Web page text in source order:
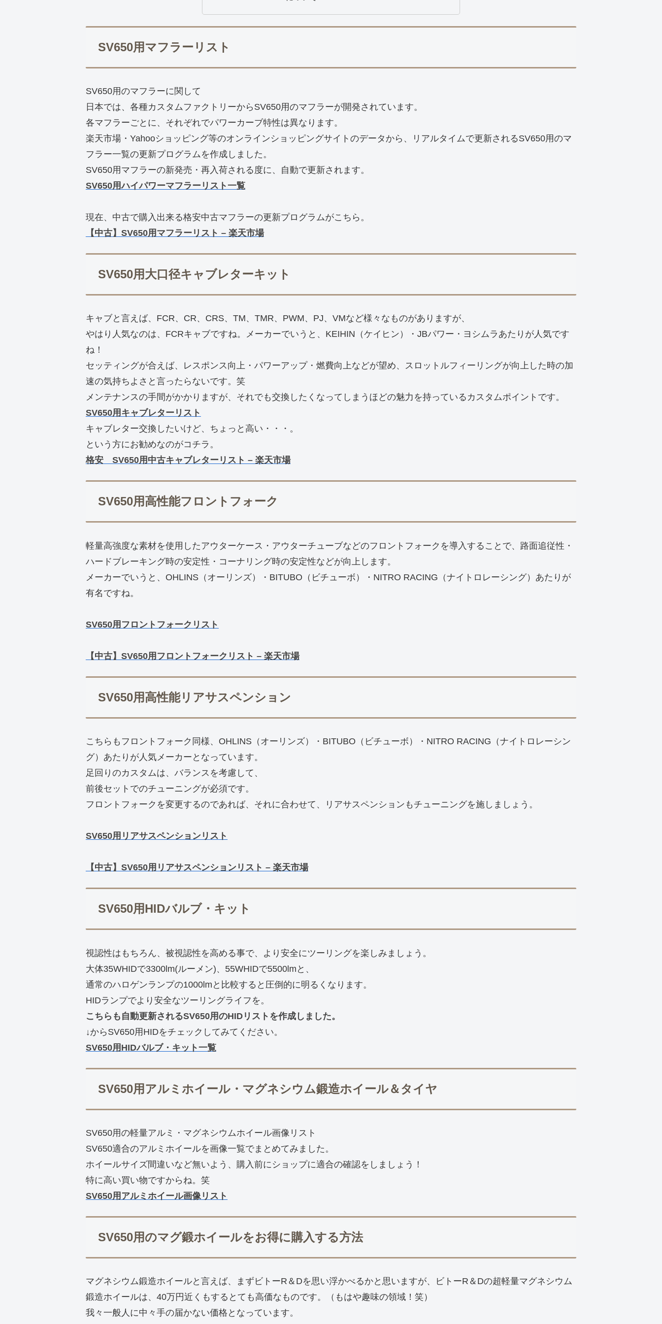
SV650用マフラーリスト
SV650用のマフラーに関して
日本では、各種カスタムファクトリーからSV650用のマフラーが開発されています。
各マフラーごとに、それぞれでパワーカーブ特性は異なります。
楽天市場・Yahooショッピング等のオンラインショッピングサイトのデータから、リアルタイムで更新されるSV650用のマ
フラー一覧の更新プログラムを作成しました。
SV650用マフラーの新発売・再入荷される度に、自動で更新されます。
SV650用ハイパワーマフラーリスト一覧
現在、中古で購入出来る格安中古マフラーの更新プログラムがこちら。
【中古】SV650用マフラーリスト – 楽天市場
SV650用大口径キャブレターキット
キャブと言えば、FCR、CR、CRS、TM、TMR、PWM、PJ、VMなど様々なものがありますが、
やはり人気なのは、FCRキャブですね。メーカーでいうと、KEIHIN（ケイヒン）・JBパワー・ヨシムラあたりが人気です
ね！
セッティングが合えば、レスポンス向上・パワーアップ・燃費向上などが望め、スロットルフィーリングが向上した時の加
速の気持ちよさと言ったらないです。笑
メンテナンスの手間がかかりますが、それでも交換したくなってしまうほどの魅力を持っているカスタムポイントです。
SV650用キャブレターリスト
キャブレター交換したいけど、ちょっと高い・・・。
という方にお勧めなのがコチラ。
格安 SV650用中古キャブレターリスト – 楽天市場
SV650用高性能フロントフォーク
軽量高強度な素材を使用したアウターケース・アウターチューブなどのフロントフォークを導入することで、路面追従性・
ハードブレーキング時の安定性・コーナリング時の安定性などが向上します。
メーカーでいうと、OHLINS（オーリンズ）・BITUBO（ビチューボ）・NITRO RACING（ナイトロレーシング）あたりが
有名ですね。
SV650用フロントフォークリスト
【中古】SV650用フロントフォークリスト – 楽天市場
SV650用高性能リアサスペンション
こちらもフロントフォーク同様、OHLINS（オーリンズ）・BITUBO（ビチューボ）・NITRO RACING（ナイトロレーシン
グ）あたりが人気メーカーとなっています。
足回りのカスタムは、バランスを考慮して、
前後セットでのチューニングが必須です。
フロントフォークを変更するのであれば、それに合わせて、リアサスペンションもチューニングを施しましょう。
SV650用リアサスペンションリスト
【中古】SV650用リアサスペンションリスト – 楽天市場
SV650用HIDバルブ・キット
視認性はもちろん、被視認性を高める事で、より安全にツーリングを楽しみましょう。
大体35WHIDで3300lm(ルーメン)、55WHIDで5500lmと、
通常のハロゲンランプの1000lmと比較すると圧倒的に明るくなります。
HIDランプでより安全なツーリングライフを。
こちらも自動更新されるSV650用のHIDリストを作成しました。
↓からSV650用HIDをチェックしてみてください。
SV650用HIDバルブ・キット一覧
SV650用アルミホイール・マグネシウム鍛造ホイール＆タイヤ
SV650用の軽量アルミ・マグネシウムホイール画像リスト
SV650適合のアルミホイールを画像一覧でまとめてみました。
ホイールサイズ間違いなど無いよう、購入前にショップに適合の確認をしましょう！
特に高い買い物ですからね。笑
SV650用アルミホイール画像リスト
SV650用のマグ鍛ホイールをお得に購入する方法
マグネシウム鍛造ホイールと言えば、まずビトーR＆Dを思い浮かべるかと思いますが、ビトーR＆Dの超軽量マグネシウム
鍛造ホイールは、40万円近くもするとても高価なものです。（もはや趣味の領域！笑）
我々一般人に中々手の届かない価格となっています。